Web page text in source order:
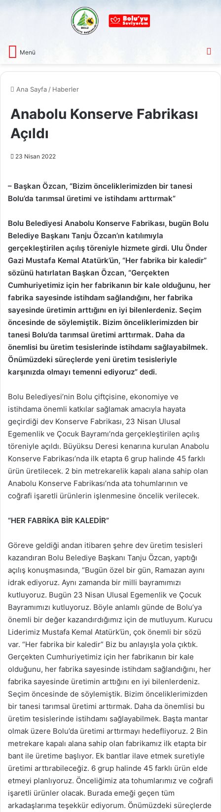
Menü
Ana Sayfa / Haberler
Anabolu Konserve Fabrikası
Açıldı
23 Nisan 2022
– Başkan Özcan, “Bizim önceliklerimizden bir tanesi
Bolu’da tarımsal üretimi ve istihdamı arttırmak”
Bolu Belediyesi Anabolu Konserve Fabrikası, bugün Bolu
Belediye Başkanı Tanju Özcan’ın katılımıyla
gerçekleştirilen açılış töreniyle hizmete girdi. Ulu Önder
Gazi Mustafa Kemal Atatürk’ün, “Her fabrika bir kaledir”
sözünü hatırlatan Başkan Özcan, “Gerçekten
Cumhuriyetimiz için her fabrikanın bir kale olduğunu, her
fabrika sayesinde istihdam sağlandığını, her fabrika
sayesinde üretimin arttığını en iyi bilenlerdeniz. Seçim
öncesinde de söylemiştik. Bizim önceliklerimizden bir
tanesi Bolu’da tarımsal üretimi arttırmak. Daha da
önemlisi bu üretim tesislerinde istihdamı sağlayabilmek.
Önümüzdeki süreçlerde yeni üretim tesisleriyle
karşınızda olmayı temenni ediyoruz” dedi.
Bolu Belediyesi’nin Bolu çiftçisine, ekonomiye ve
istihdama önemli katkılar sağlamak amacıyla hayata
geçirdiği dev Konserve Fabrikası, 23 Nisan Ulusal
Egemenlik ve Çocuk Bayramı’nda gerçekleştirilen açılış
töreniyle açıldı. Büyüksu Deresi kenarına kurulan Anabolu
Konserve Fabrikası’nda ilk etapta 6 grup halinde 45 farklı
ürün üretilecek. 2 bin metrekarelik kapalı alana sahip olan
Anabolu Konserve Fabrikası’nda ata tohumlarının ve
coğrafi işaretli ürünlerin işlenmesine öncelik verilecek.
“HER FABRİKA BİR KALEDİR”
Göreve geldiği andan itibaren şehre dev üretim tesisleri
kazandıran Bolu Belediye Başkanı Tanju Özcan, yaptığı
açılış konuşmasında, “Bugün özel bir gün, Ramazan ayını
idrak ediyoruz. Aynı zamanda bir milli bayramımızı
kutluyoruz. Bugün 23 Nisan Ulusal Egemenlik ve Çocuk
Bayramımızı kutluyoruz. Böyle anlamlı günde de Bolu’ya
önemli bir değer kazandırdığımız için de mutluyum. Kurucu
Liderimiz Mustafa Kemal Atatürk’ün, çok önemli bir sözü
var. “Her fabrika bir kaledir” Biz bu anlayışla yola çıktık.
Gerçekten Cumhuriyetimiz için her fabrikanın bir kale
olduğunu, her fabrika sayesinde istihdam sağlandığını, her
fabrika sayesinde üretimin arttığını en iyi bilenlerdeniz.
Seçim öncesinde de söylemiştik. Bizim önceliklerimizden
bir tanesi tarımsal üretimi arttırmak. Daha da önemlisi bu
üretim tesislerinde istihdamı sağlayabilmek. Başta mantar
olmak üzere Bolu’da üretimi arttırmayı hedefliyoruz. 2 Bin
metrekare kapalı alana sahip olan fabrikamız ilk etapta bir
bant ile üretime başlıyor. Ek bantlar ilave etmek suretiyle
üretimi arttırabileceğiz. 6 grup halinde 45 farklı ürün elde
etmeyi planlıyoruz. Önceliğimiz ata tohumlarımız ve coğrafi
işaretli ürünler olacak. Burada emeği geçen tüm
arkadaşlarıma teşekkür ediyorum. Önümüzdeki süreçlerde